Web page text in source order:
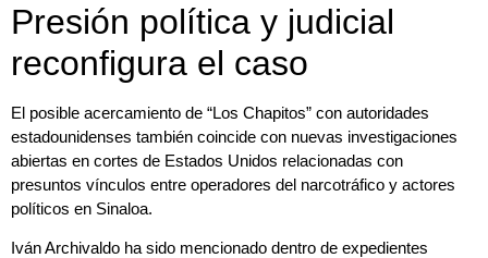
Presión política y judicial
reconfigura el caso
El posible acercamiento de “Los Chapitos” con autoridades
estadounidenses también coincide con nuevas investigaciones
abiertas en cortes de Estados Unidos relacionadas con
presuntos vínculos entre operadores del narcotráfico y actores
políticos en Sinaloa.
Iván Archivaldo ha sido mencionado dentro de expedientes